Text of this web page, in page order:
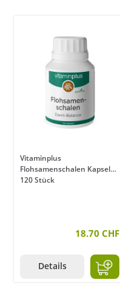
Vitaminplus
Flohsamenschalen Kapseln
120 Stück
18.70 CHF
Details